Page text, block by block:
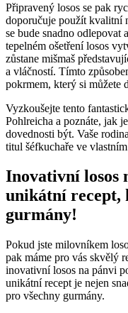
Připravený losos se pak
doporučuje použít kvalitní
se bude snadno odlepovat
tepelném ošetření losos
zůstane mišmaš
a vláčností. Tímto
pokrmem, který si můžete
Vyzkoušejte tento
Pohlreicha a poznáte, jak
dovednosti být. Vaše
titul šéfkuchaře ve
Inovativní losos
unikátní recept,
gurmány!
Pokud jste milovníkem
pak máme pro vás skvělý
inovativní losos na pánvi
unikátní recept je nejen
pro všechny gurmány.